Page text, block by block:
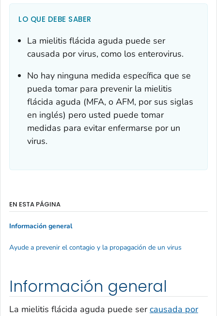
LO QUE DEBE SABER
La mielitis flácida aguda puede ser
causada por virus, como los enterovirus.
No hay ninguna medida específica que se
pueda tomar para prevenir la mielitis
flácida aguda (MFA, o AFM, por sus siglas
en inglés) pero usted puede tomar
medidas para evitar enfermarse por un
virus.
Información general
La mielitis flácida aguda puede sercausada por
EN ESTA PÁGINA
Información general
Ayude a prevenir el contagio y la propagación de un virus